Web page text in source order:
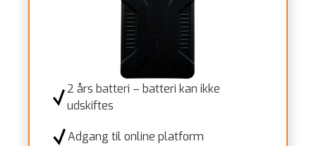
2 års batteri – batteri kan ikke
udskiftes
Adgang til online platform